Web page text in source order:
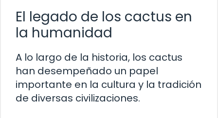
El legado de los cactus en
la humanidad
A lo largo de la historia, los cactus
han desempeñado un papel
importante en la cultura y la tradición
de diversas civilizaciones.